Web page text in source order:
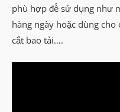
phù hợp để sử dụng như
hàng ngày hoặc dùng
cắt bao tải….